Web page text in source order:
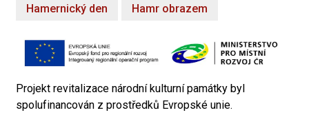
Hamernický den Hamr obrazem
Projekt revitalizace národní kulturní památky byl
spolufinancován z prostředků Evropské unie.